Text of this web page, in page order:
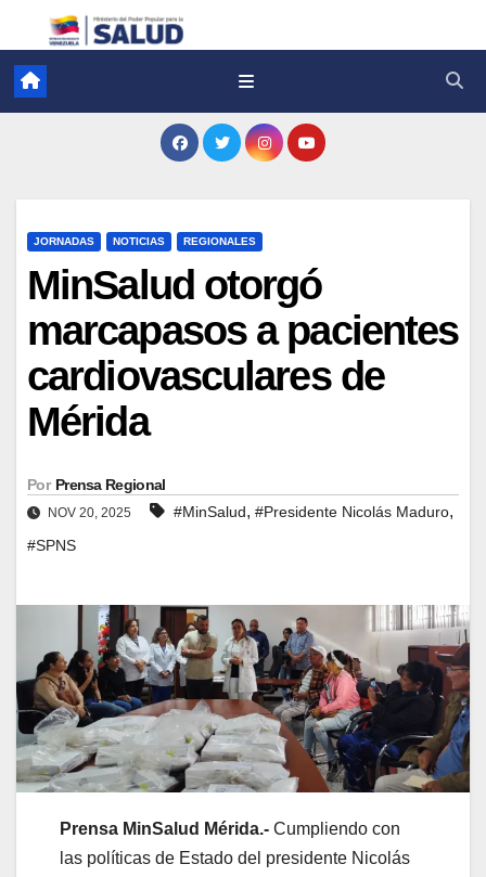
JORNADAS NOTICIAS REGIONALES
MinSalud otorgó
marcapasos a pacientes
cardiovasculares de
Mérida
Por Prensa Regional
NOV 20, 2025 #MinSalud, #Presidente Nicolás Maduro,
#SPNS
Prensa MinSalud Mérida.- Cumpliendo con
las políticas de Estado del presidente Nicolás